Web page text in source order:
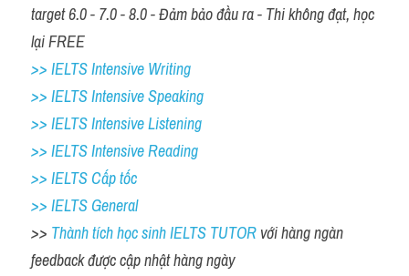
target 6.0 - 7.0 - 8.0 - Đảm bảo đầu ra - Thi không đạt, học
lại FREE
>> IELTS Intensive Writing
>> IELTS Intensive Speaking
>> IELTS Intensive Listening
>> IELTS Intensive Reading
>> IELTS Cấp tốc
>> IELTS General
>> Thành tích học sinh IELTS TUTOR với hàng ngàn
feedback được cập nhật hàng ngày